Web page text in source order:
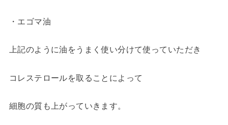
・エゴマ油
上記のように油をうまく使い分けて使っていただき
コレステロールを取ることによって
細胞の質も上がっていきます。